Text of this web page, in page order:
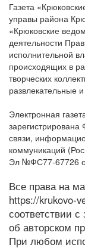
Газета
управы района
«Крюковские
деятельности
исполнительной
происходящих в
творческих
развлекательные
Электронная
связи,
коммуникаций
Эл №ФС77-67726
Все права на
https://krukovo-
соответствии
об авторском
При любом